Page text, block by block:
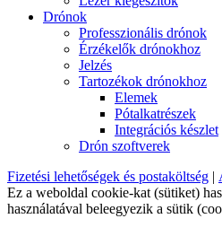
Drónok
Professzionális drónok
Érzékelők drónokhoz
Jelzés
Tartozékok drónokhoz
Elemek
Pótalkatrészek
Integrációs készlet
Drón szoftverek
Fizetési lehetőségek és postaköltség |
Ez a weboldal cookie-kat (sütiket)
használatával beleegyezik a sütik